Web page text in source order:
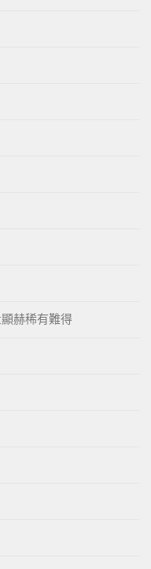
赫稀有難得